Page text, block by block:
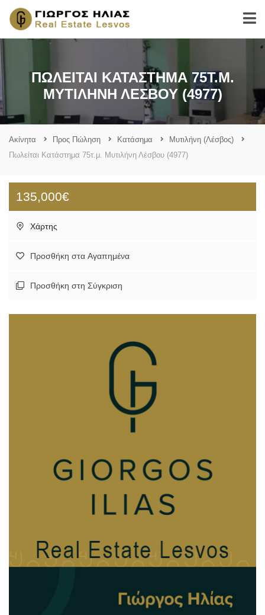
ΠΩΛΕΊΤΑΙ ΚΑΤΆΣΤΗΜΑ 75Τ.Μ.
ΜΥΤΙΛΉΝΗ ΛΈΣΒΟΥ (4977)
Ακίνητα Προς Πώληση Κατάσημα
Μυτιλήνη (Λέσβος)
Πωλείται Κατάστημα 75τ.μ. Μυτιλήνη Λέσβου (4977)
135,000€
Χάρτης
Προσθήκη στα Αγαπημένα
Προσθήκη στη Σύγκριση